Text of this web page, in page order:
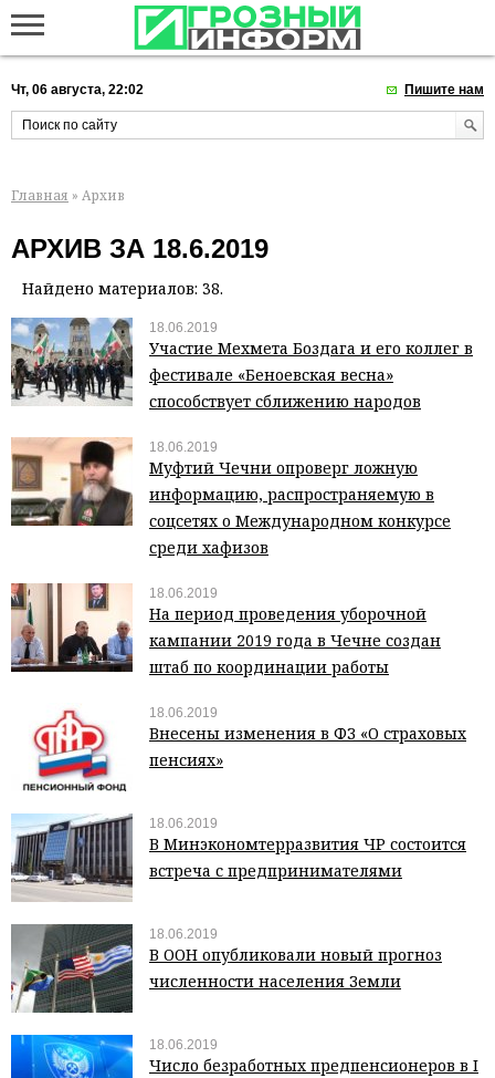
Чт, 06 августа, 22:02 Пишите нам
Главная » Архив
АРХИВ ЗА 18.6.2019
Найдено материалов: 38.
18.06.2019
Участие Мехмета Боздага и его коллег в
фестивале «Беноевская весна»
способствует сближению народов
18.06.2019
Муфтий Чечни опроверг ложную
информацию, распространяемую в
соцсетях о Международном конкурсе
среди хафизов
18.06.2019
На период проведения уборочной
кампании 2019 года в Чечне создан
штаб по координации работы
18.06.2019
Внесены изменения в ФЗ «О страховых
пенсиях»
18.06.2019
В Минэкономтерразвития ЧР состоится
встреча с предпринимателями
18.06.2019
В ООН опубликовали новый прогноз
численности населения Земли
18.06.2019
Число безработных предпенсионеров в I